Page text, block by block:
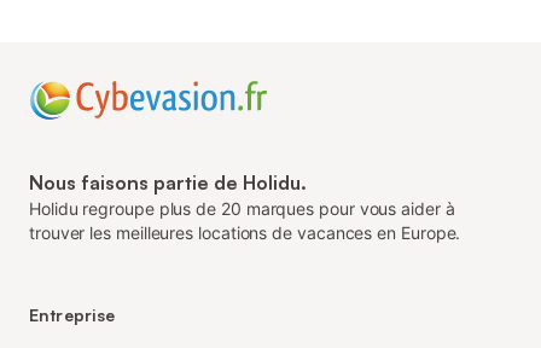
Nous faisons partie de Holidu.
Holidu regroupe plus de 20 marques pour vous aider à
trouver les meilleures locations de vacances en Europe.
Entreprise